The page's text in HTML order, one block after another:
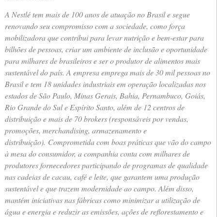
A Nestlé tem mais de 100 anos de atuação no Brasil e segue
renovando seu compromisso com a sociedade, como força
mobilizadora que contribui para levar nutrição e bem-estar para
bilhões de pessoas, criar um ambiente de inclusão e oportunidade
para milhares de brasileiros e ser o produtor de alimentos mais
sustentável do país. A empresa emprega mais de 30 mil pessoas no
Brasil e tem 18 unidades industriais em operação localizadas nos
estados de São Paulo, Minas Gerais, Bahia, Pernambuco, Goiás,
Rio Grande do Sul e Espírito Santo, além de 12 centros de
distribuição e mais de 70 brokers (responsáveis por vendas,
promoções, merchandising, armazenamento e
distribuição). Comprometida com boas práticas que vão do campo
à mesa do consumidor, a companhia conta com milhares de
produtores fornecedores participando de programas de qualidade
nas cadeias de cacau, café e leite, que garantem uma produção
sustentável e que trazem modernidade ao campo. Além disso,
mantém iniciativas nas fábricas como minimizar a utilização de
água e energia e reduzir as emissões, ações de reflorestamento e